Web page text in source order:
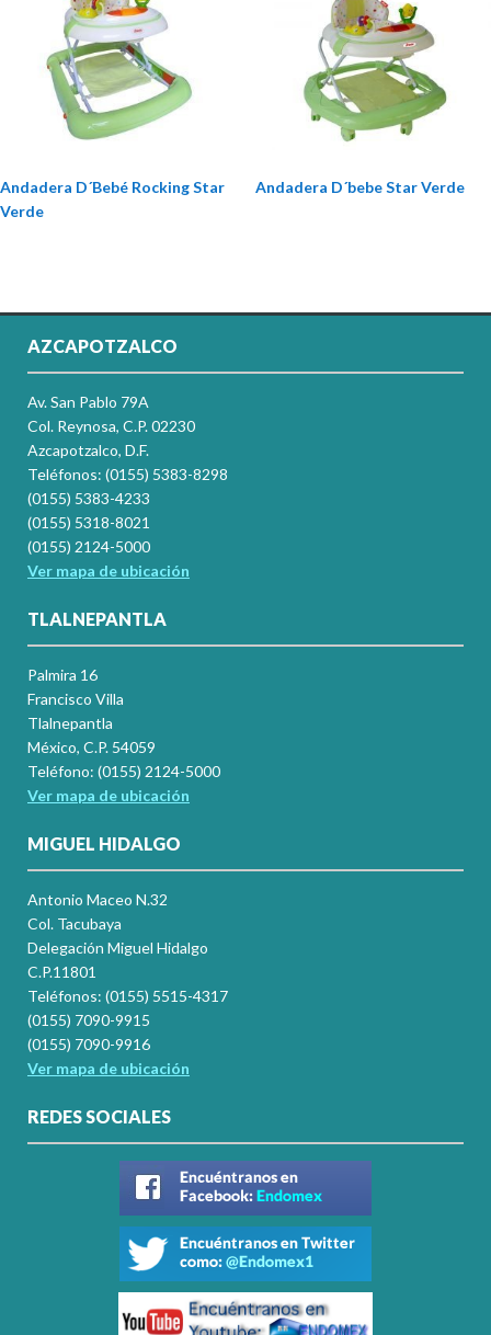
Andadera D´Bebé Rocking Star
Verde
Andadera D´bebe Star Verde
AZCAPOTZALCO
Av. San Pablo 79A
Col. Reynosa, C.P. 02230
Azcapotzalco, D.F.
Teléfonos: (0155) 5383-8298
(0155) 5383-4233
(0155) 5318-8021
(0155) 2124-5000
Ver mapa de ubicación
TLALNEPANTLA
Palmira 16
Francisco Villa
Tlalnepantla
México, C.P. 54059
Teléfono: (0155) 2124-5000
Ver mapa de ubicación
MIGUEL HIDALGO
Antonio Maceo N.32
Col. Tacubaya
Delegación Miguel Hidalgo
C.P.11801
Teléfonos: (0155) 5515-4317
(0155) 7090-9915
(0155) 7090-9916
Ver mapa de ubicación
REDES SOCIALES